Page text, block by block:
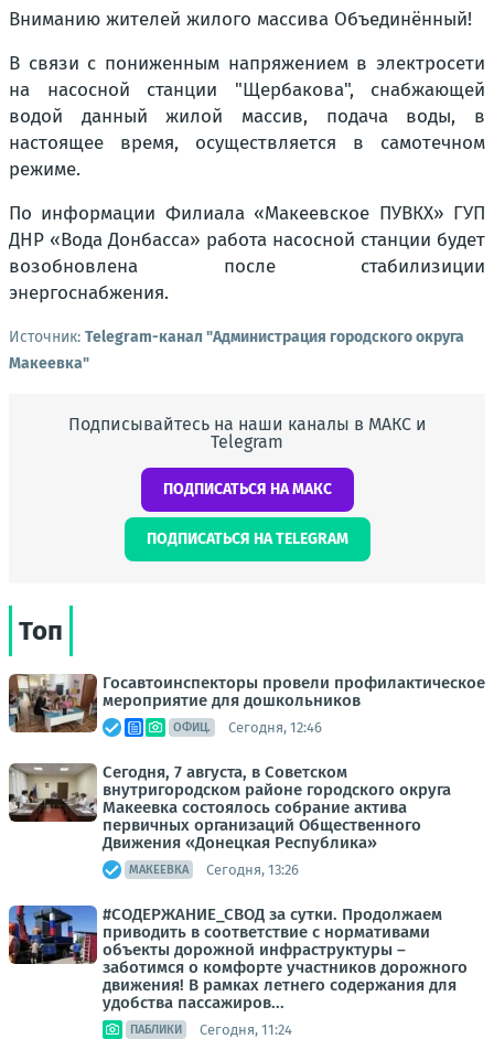
Вниманию жителей жилого массива Объединённый!
В связи с пониженным напряжением в электросети
на насосной станции "Щербакова", снабжающей
водой данный жилой массив, подача воды, в
настоящее время, осуществляется в самотечном
режиме.
По информации Филиала «Макеевское ПУВКХ» ГУП
ДНР «Вода Донбасса» работа насосной станции будет
возобновлена после стабилизиции
энергоснабжения.
Источник: Telegram-канал "Администрация городского округа
Макеевка"
Подписывайтесь на наши каналы в МАКС и
Telegram
ПОДПИСАТЬСЯ НА МАКС
ПОДПИСАТЬСЯ НА TELEGRAM
Топ
Госавтоинспекторы провели профилактическое
мероприятие для дошкольников
ОФИЦ. Сегодня, 12:46
Сегодня, 7 августа, в Советском
внутригородском районе городского округа
Макеевка состоялось собрание актива
первичных организаций Общественного
Движения «Донецкая Республика»
МАКЕЕВКА Сегодня, 13:26
#СОДЕРЖАНИЕ_СВОД за сутки. Продолжаем
приводить в соответствие с нормативами
объекты дорожной инфраструктуры –
заботимся о комфорте участников дорожного
движения! В рамках летнего содержания для
удобства пассажиров...
ПАБЛИКИ Сегодня, 11:24